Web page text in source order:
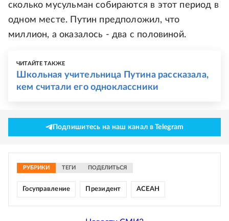
сколько мусульман собираются в этот период в
одном месте. Путин предположил, что
миллион, а оказалось - два с половиной.
ЧИТАЙТЕ ТАКЖЕ
Школьная учительница Путина рассказала,
кем считали его одноклассники
Подпишитесь на наш канал в Telegram
РУБРИКИ ТЕГИ ПОДЕЛИТЬСЯ
Госуправление Президент АСЕАН